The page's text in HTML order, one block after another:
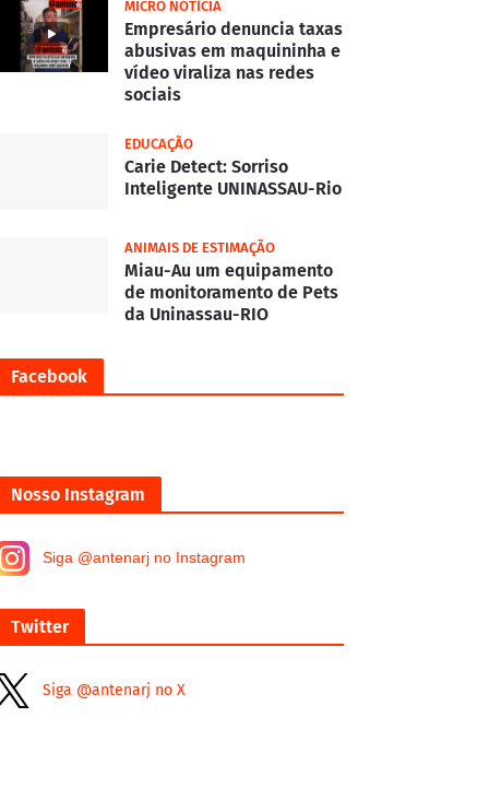
MICRO NOTÍCIA
Empresário denuncia taxas
abusivas em maquininha e
vídeo viraliza nas redes
sociais
EDUCAÇÃO
Carie Detect: Sorriso
Inteligente UNINASSAU-Rio
ANIMAIS DE ESTIMAÇÃO
Miau-Au um equipamento
de monitoramento de Pets
da Uninassau-RIO
Facebook
Nosso Instagram
Siga @antenarj no Instagram
Twitter
Siga @antenarj no X